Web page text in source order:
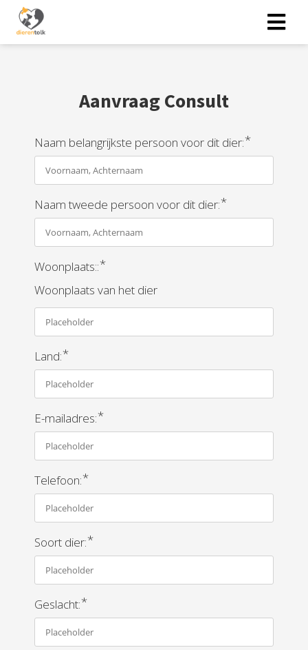
Aanvraag Consult
Naam belangrijkste persoon voor dit dier:*
Naam tweede persoon voor dit dier:*
Woonplaats::*
Woonplaats van het dier
Land:*
E-mailadres:*
Telefoon:*
Soort dier:*
Geslacht:*